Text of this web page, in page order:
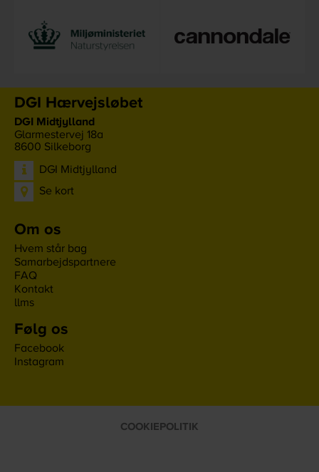
DGI Hærvejsløbet
DGI Midtjylland
Glarmestervej 18a
8600 Silkeborg
DGI Midtjylland
Se kort
Om os
Hvem står bag
Samarbejdspartnere
FAQ
Kontakt
llms
Følg os
Facebook
Instagram
COOKIEPOLITIK